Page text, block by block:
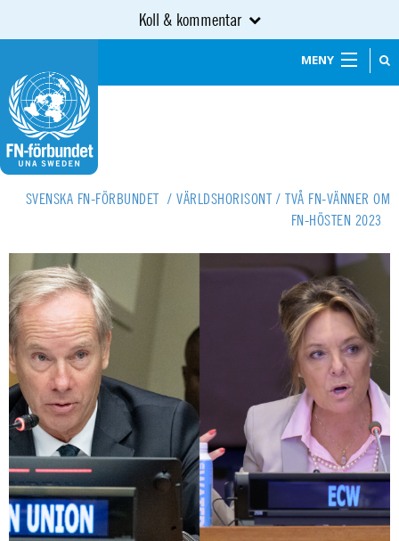
Koll & kommentar
MENY
SVENSKA FN-FÖRBUNDET / VÄRLDSHORISONT / TVÅ FN-VÄNNER OM
FN-HÖSTEN 2023